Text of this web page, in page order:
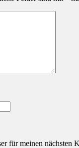
für meinen nächsten